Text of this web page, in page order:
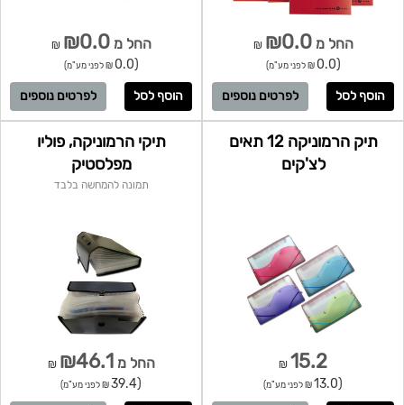
החל מ₪0.0
₪
(0.0 ₪ לפני מע"מ)
לפרטים נוספים
החל מ₪0.0
₪
(0.0 ₪ לפני מע"מ)
לפרטים נוספים
תיק הרמוניקה 12 תאים
לצ'קים
15.2
₪
(13.0 ₪ לפני מע"מ)
תיקי הרמוניקה, פוליו
מפלסטיק
תמונה להמחשה בלבד
החל מ₪46.1
₪
(39.4 ₪ לפני מע"מ)